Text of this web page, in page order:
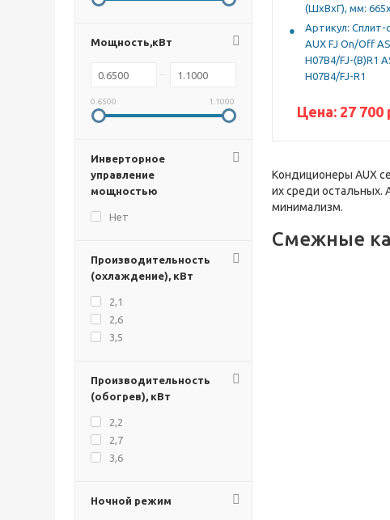
Мощность,кВт
0.6500 1.1000
Инверторное
управление
мощностью
Нет
Производительность
(охлаждение), кВт
2,1
2,6
3,5
Производительность
(обогрев), кВт
2,2
2,7
3,6
Ночной режим
(ШхВхГ), мм:
Артикул: Cплит-
AUX FJ On/Off
H07B4/FJ-(B)R1
H07B4/FJ-R1
Цена: 27 700
Кондиционеры AUX
их среди остальных.
минимализм.
Смежные